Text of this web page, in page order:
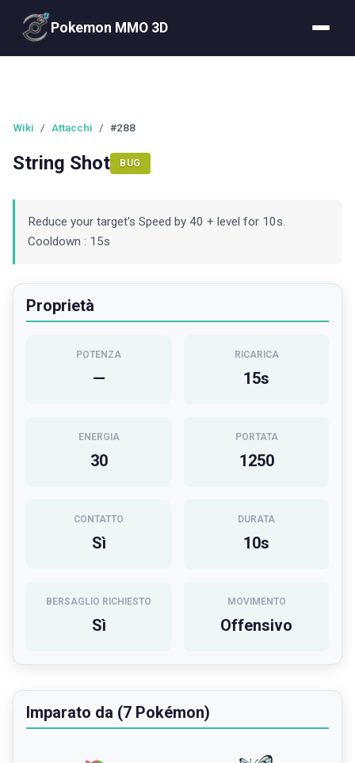
Pokemon MMO 3D
Wiki / Attacchi / #288
String Shot BUG
Reduce your target's Speed by 40 + level for 10s.
Cooldown : 15s
Proprietà
POTENZA
—
RICARICA
15s
ENERGIA
30
PORTATA
1250
CONTATTO
Sì
DURATA
10s
BERSAGLIO RICHIESTO
Sì
MOVIMENTO
Offensivo
Imparato da (7 Pokémon)